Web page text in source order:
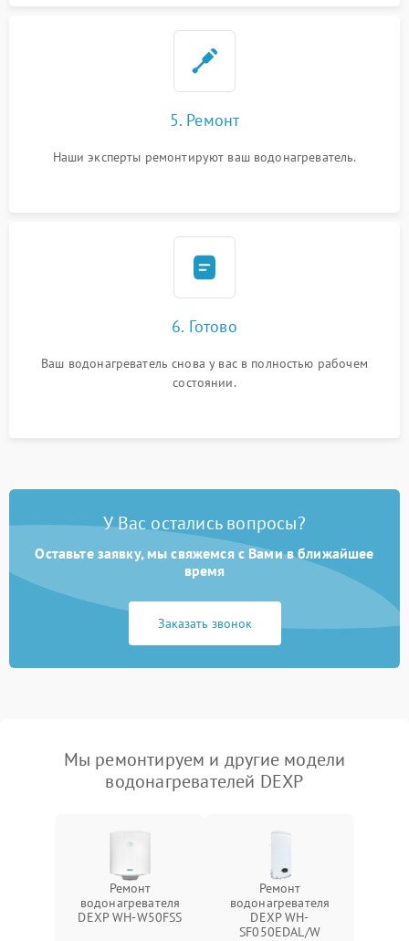
5. Ремонт
Наши эксперты ремонтируют ваш водонагреватель.
6. Готово
Ваш водонагреватель снова у вас в полностью рабочем
состоянии.
У Вас остались вопросы?
Оставьте заявку, мы свяжемся с Вами в ближайшее
время
Заказать звонок
Мы ремонтируем и другие модели
водонагревателей DEXP
Ремонт
водонагревателя
DEXP WH-W50FSS
Ремонт
водонагревателя
DEXP WH-
SF050EDAL/W